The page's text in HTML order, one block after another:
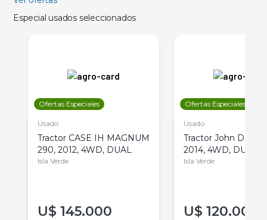
Especial usados seleccionados
Ofertas Especiales
Usado
Tractor CASE IH MAGNUM
290, 2012, 4WD, DUAL
Isla Verde
U$ 145.000
Ofertas Especiales
Usado
Tractor John Deere
2014, 4WD, DUAL
Isla Verde
U$ 120.000